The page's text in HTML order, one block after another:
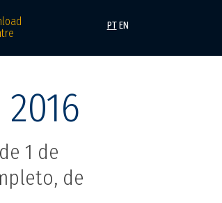
PT EN
1 de
de